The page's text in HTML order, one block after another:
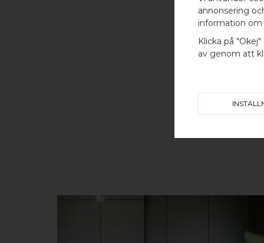
annonsering
information om
Klicka på
av genom att